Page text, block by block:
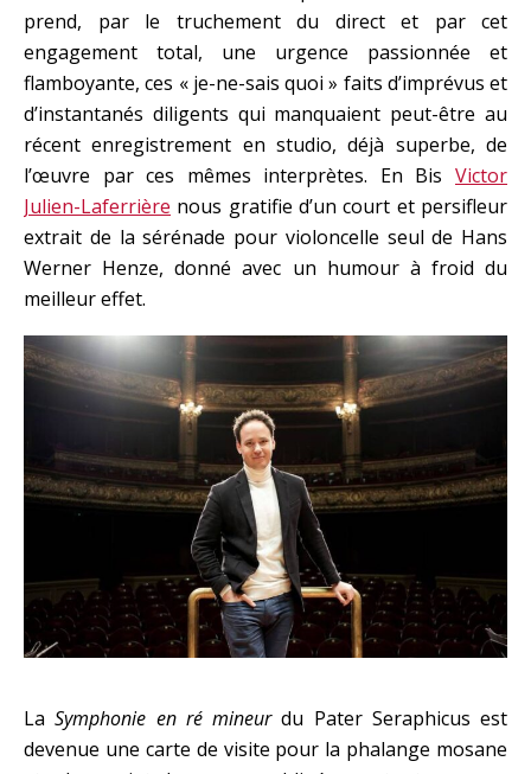
prend, par le truchement du direct et par cet
engagement total, une urgence passionnée et
flamboyante, ces « je-ne-sais quoi » faits d’imprévus et
d’instantanés diligents qui manquaient peut-être au
récent enregistrement en studio, déjà superbe, de
l’œuvre par ces mêmes interprètes. En Bis Victor
Julien-Laferrière nous gratifie d’un court et persifleur
extrait de la sérénade pour violoncelle seul de Hans
Werner Henze, donné avec un humour à froid du
meilleur effet.
LaSymphonie en ré mineurdu Pater Seraphicus est
devenue une carte de visite pour la phalange mosane